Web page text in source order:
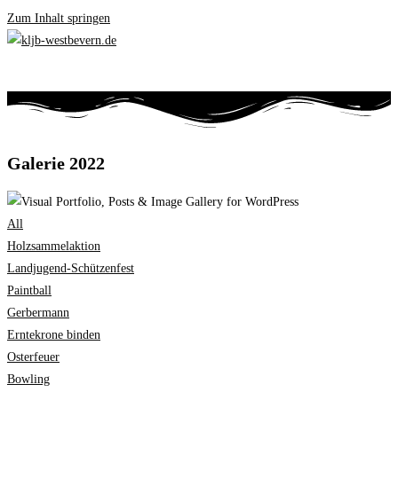
Zum Inhalt springen
Galerie 2022
All
Holzsammelaktion
Landjugend-Schützenfest
Paintball
Gerbermann
Erntekrone binden
Osterfeuer
Bowling